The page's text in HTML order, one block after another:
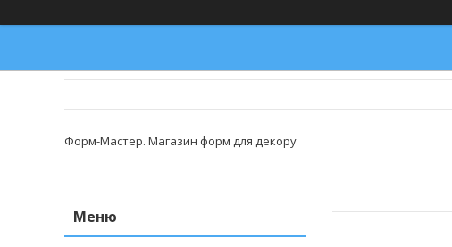
Форм-Мастер. Магазин форм для декору